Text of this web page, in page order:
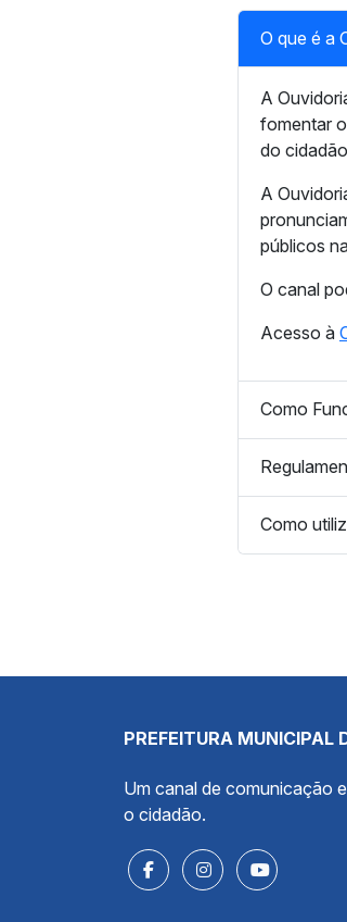
O que é a
A
fomentar
do
A
públicos
O canal
Acesso à
Como
Como
PREFEITURA MUNICIPAL
Um canal de comunicação
o cidadão.